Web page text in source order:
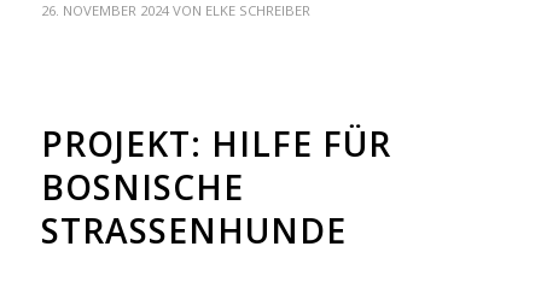
26. NOVEMBER 2024 VON ELKE SCHREIBER
PROJEKT: HILFE FÜR
BOSNISCHE
STRASSENHUNDE